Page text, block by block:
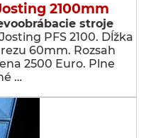
2100mm
stroje
PFS 2100. Dĺžka
60mm. Rozsah
2500 Euro. Plne
…